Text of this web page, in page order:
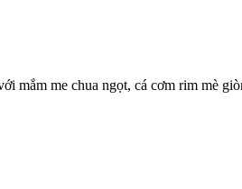
mắm me chua ngọt, cá cơm rim mè